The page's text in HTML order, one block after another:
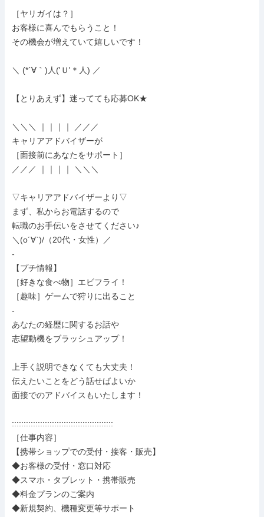
［ヤリガイは？］
お客様に喜んでもらうこと！
その機会が増えていて嬉しいです！
＼ (*´∀｀)人('Ｕ'＊人) ／
【とりあえず】迷ってても応募OK★
＼＼＼ ｜｜｜｜ ／／／
キャリアアドバイザーが
［面接前にあなたをサポート］
／／／ ｜｜｜｜ ＼＼＼
▽キャリアアドバイザーより▽
まず、私からお電話するので
転職のお手伝いをさせてください♪
＼(o´∀`)/（20代・女性）／
-
【プチ情報】
［好きな食べ物］エビフライ！
［趣味］ゲームで狩りに出ること
-
あなたの経歴に関するお話や
志望動機をブラッシュアップ！
上手く説明できなくても大丈夫！
伝えたいことをどう話せばよいか
面接でのアドバイスもいたします！
:::::::::::::::::::::::::::::::::::::::::::
［仕事内容］
【携帯ショップでの受付・接客・販売】
◆お客様の受付・窓口対応
◆スマホ・タブレット・携帯販売
◆料金プランのご案内
◆新規契約、機種変更等サポート